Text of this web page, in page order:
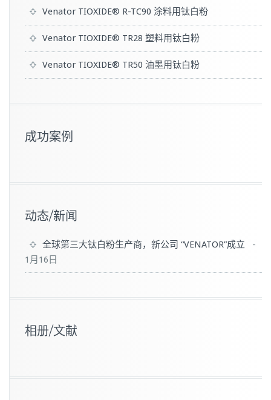
Venator TIOXIDE® R-TC90 涂料用钛白粉
Venator TIOXIDE® TR28 塑料用钛白粉
Venator TIOXIDE® TR50 油墨用钛白粉
成功案例
动态/新闻
全球第三大钛白粉生产商，新公司 “VENATOR”成立
-
1月16日
相册/文献